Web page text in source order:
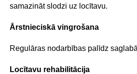
samazināt slodzi uz locītavu.
Ārstnieciskā vingrošana
Regulāras nodarbības palīdz
Locītavu rehabilitācija